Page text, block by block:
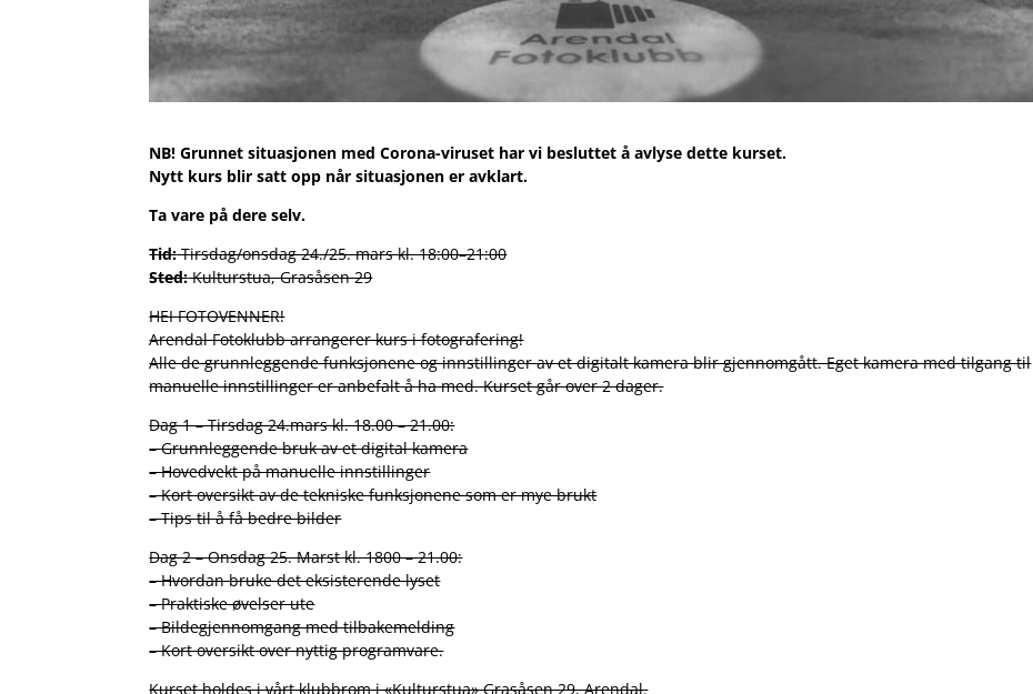
NB! Grunnet situasjonen med Corona-viruset har vi besluttet å avlyse dette kurset.
Nytt kurs blir satt opp når situasjonen er avklart.
Ta vare på dere selv.
Tid:Tirsdag/onsdag 24./25. mars kl. 18:00–21:00
Sted:Kulturstua, Grasåsen 29
HEI FOTOVENNER!
Arendal Fotoklubb arrangerer kurs i fotografering!
Alle de grunnleggende funksjonene og innstillinger av et digitalt kamera blir gjennomgått. Eget kamera med tilgang til
manuelle innstillinger er anbefalt å ha med. Kurset går over 2 dager.
Dag 1 – Tirsdag 24.mars kl. 18.00 – 21.00:
– Grunnleggende bruk av et digital kamera
– Hovedvekt på manuelle innstillinger
– Kort oversikt av de tekniske funksjonene som er mye brukt
– Tips til å få bedre bilder
Dag 2 – Onsdag 25. Marst kl. 1800 – 21.00:
– Hvordan bruke det eksisterende lyset
– Praktiske øvelser ute
– Bildegjennomgang med tilbakemelding
– Kort oversikt over nyttig programvare.
Kurset holdes i vårt klubbrom i «Kulturstua» Grasåsen 29, Arendal.